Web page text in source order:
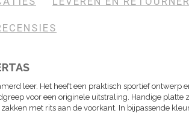
leer. Het heeft een praktisch sportief ontwerp
voor een originele uitstraling. Handige platte
met rits aan de voorkant. In bijpassende